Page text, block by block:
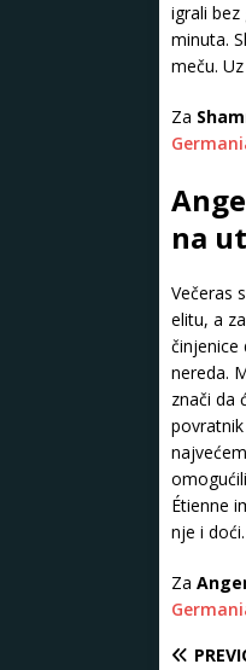
igrali
minuta.
meču.
Za
na
Večeras
elitu, a
činjenice
nereda.
znači da
Étienne
nje i
Za